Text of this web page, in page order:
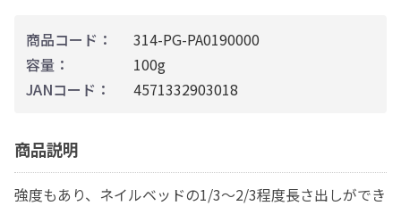
商品コード：
314-PG-PA0190000
容量：
100g
JANコード：
4571332903018
商品説明
強度もあり、ネイルベッドの1/3～2/3程度長さ出しができ